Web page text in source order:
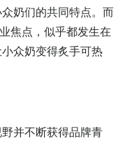
奶们的共同特点。而
焦点，似乎都发生在
众奶变得炙手可热
并不断获得品牌青